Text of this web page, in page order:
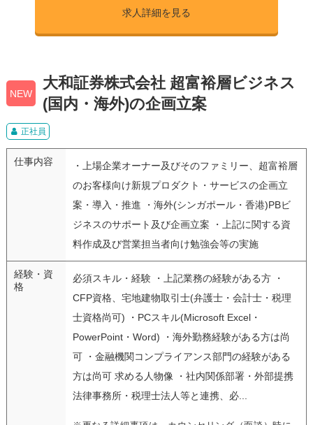
求人詳細を見る
NEW
大和証券株式会社 超富裕層ビジネス
(国内・海外)の企画立案
正社員
仕事内容
・上場企業オーナー及びそのファミリー、超富裕層
のお客様向け新規プロダクト・サービスの企画立
案・導入・推進 ・海外(シンガポール・香港)PBビ
ジネスのサポート及び企画立案 ・上記に関する資
料作成及び営業担当者向け勉強会等の実施
経験・資
格
必須スキル・経験 ・上記業務の経験がある方 ・
CFP資格、宅地建物取引士(弁護士・会計士・税理
士資格尚可) ・PCスキル(Microsoft Excel・
PowerPoint・Word) ・海外勤務経験がある方は尚
可 ・金融機関コンプライアンス部門の経験がある
方は尚可 求める人物像 ・社内関係部署・外部提携
法律事務所・税理士法人等と連携、必...